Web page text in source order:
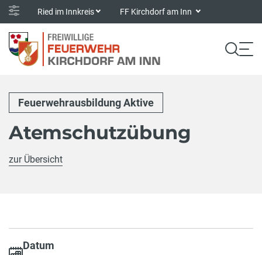
Ried im Innkreis FF Kirchdorf am Inn
Feuerwehrausbildung Aktive
Atemschutzübung
zur Übersicht
Datum